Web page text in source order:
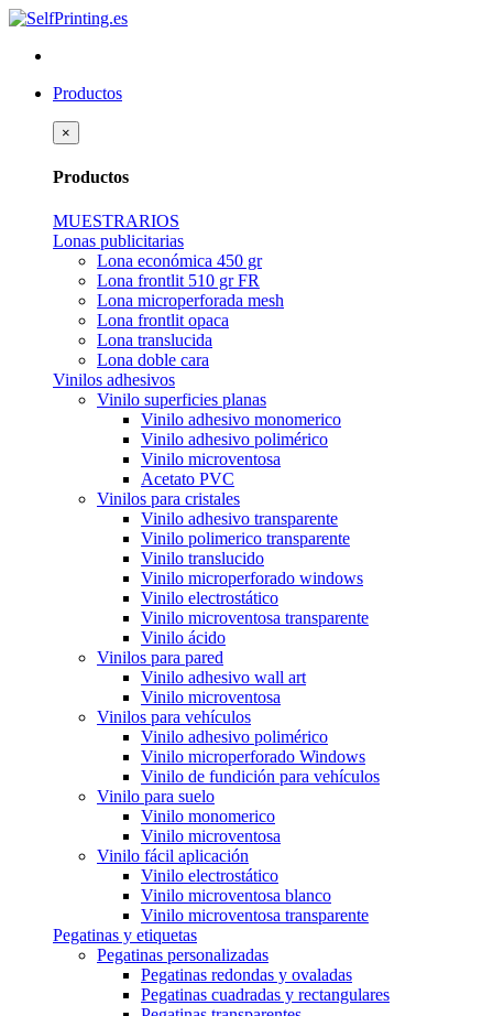
Productos
×
Productos
MUESTRARIOS
Lonas publicitarias
Lona económica 450 gr
Lona frontlit 510 gr FR
Lona microperforada mesh
Lona frontlit opaca
Lona translucida
Lona doble cara
Vinilos adhesivos
Vinilo superficies planas
Vinilo adhesivo monomerico
Vinilo adhesivo polimérico
Vinilo microventosa
Acetato PVC
Vinilos para cristales
Vinilo adhesivo transparente
Vinilo polimerico transparente
Vinilo translucido
Vinilo microperforado windows
Vinilo electrostático
Vinilo microventosa transparente
Vinilo ácido
Vinilos para pared
Vinilo adhesivo wall art
Vinilo microventosa
Vinilos para vehículos
Vinilo adhesivo polimérico
Vinilo microperforado Windows
Vinilo de fundición para vehículos
Vinilo para suelo
Vinilo monomerico
Vinilo microventosa
Vinilo fácil aplicación
Vinilo electrostático
Vinilo microventosa blanco
Vinilo microventosa transparente
Pegatinas y etiquetas
Pegatinas personalizadas
Pegatinas redondas y ovaladas
Pegatinas cuadradas y rectangulares